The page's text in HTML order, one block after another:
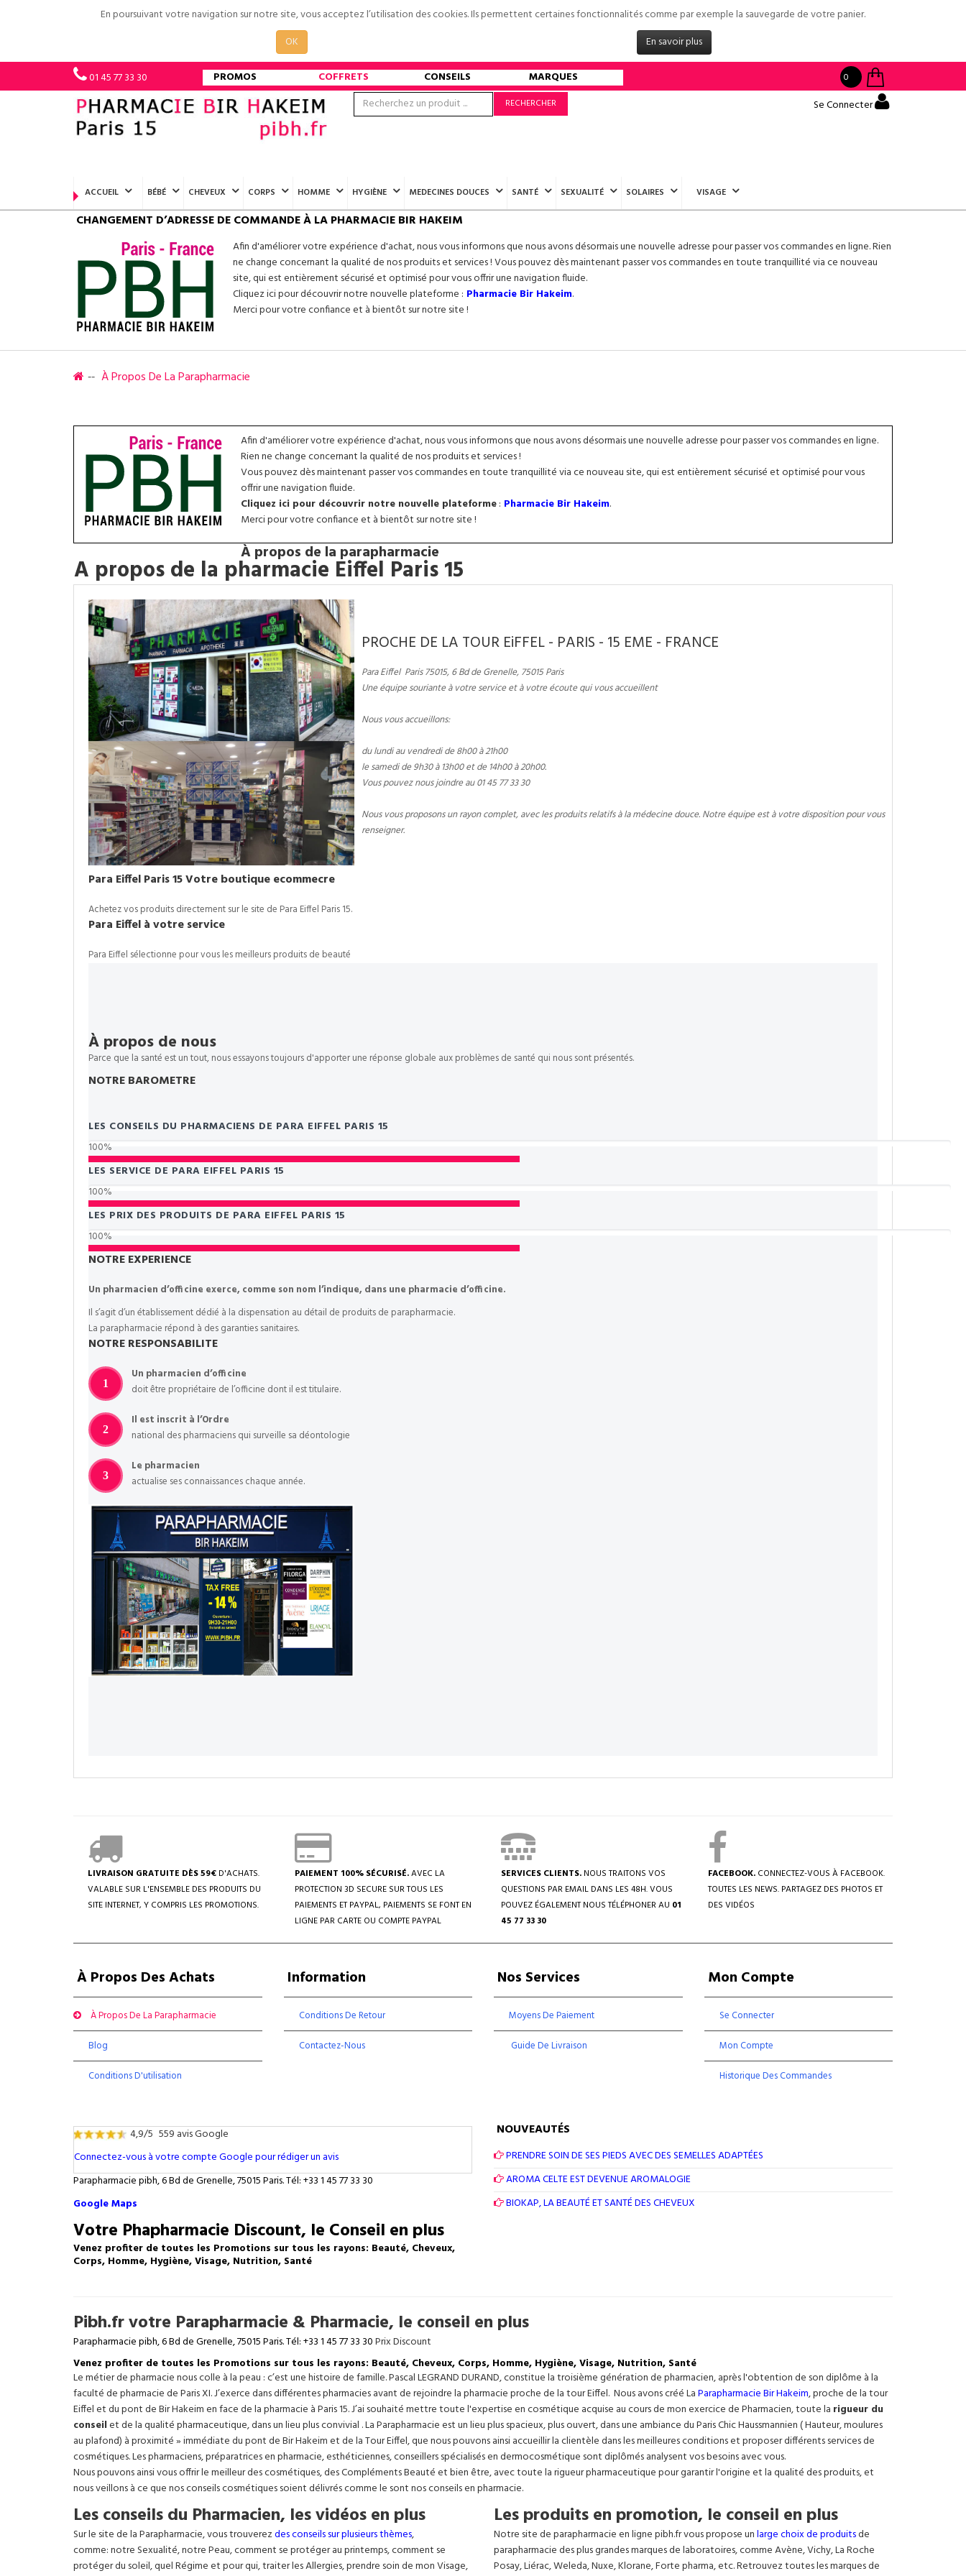
En poursuivant votre navigation sur notre site, vous acceptez l’utilisation des cookies. Ils permettent certaines fonctionnalités comme par exemple la sauvegarde de votre panier.
OK
En savoir plus
01 45 77 33 30 PROMOS COFFRETS CONSEILS MARQUES
0
RECHERCHER
Se Connecter
ACCUEIL BÉBÉ CHEVEUX CORPS HOMME HYGIÈNE MEDECINES DOUCES SANTÉ SEXUALITÉ SOLAIRES VISAGE
CHANGEMENT D’ADRESSE DE COMMANDE À LA PHARMACIE BIR HAKEIM
Afin d'améliorer votre expérience d'achat, nous vous informons que nous avons désormais une nouvelle adresse pour passer vos commandes en ligne. Rien
ne change concernant la qualité de nos produits et services ! Vous pouvez dès maintenant passer vos commandes en toute tranquillité via ce nouveau
site, qui est entièrement sécurisé et optimisé pour vous offrir une navigation fluide.
Cliquez ici pour découvrir notre nouvelle plateforme : Pharmacie Bir Hakeim.
Merci pour votre confiance et à bientôt sur notre site !
À Propos De La Parapharmacie
Afin d'améliorer votre expérience d'achat, nous vous informons que nous avons désormais une nouvelle adresse pour passer vos commandes en ligne.
Rien ne change concernant la qualité de nos produits et services !
Vous pouvez dès maintenant passer vos commandes en toute tranquillité via ce nouveau site, qui est entièrement sécurisé et optimisé pour vous
offrir une navigation fluide.
Cliquez ici pour découvrir notre nouvelle plateforme: Pharmacie Bir Hakeim.
Merci pour votre confiance et à bientôt sur notre site !
À propos de la parapharmacie
A propos de la pharmacie Eiffel Paris 15
PROCHE DE LA TOUR EiFFEL - PARIS - 15 EME - FRANCE
Para Eiffel Paris 75015, 6 Bd de Grenelle, 75015 Paris
Une équipe souriante à votre service et à votre écoute qui vous accueillent
Nous vous accueillons:
du lundi au vendredi de 8h00 à 21h00
le samedi de 9h30 à 13h00 et de 14h00 à 20h00.
Vous pouvez nous joindre au 01 45 77 33 30
Nous vous proposons un rayon complet, avec les produits relatifs à la médecine douce. Notre équipe est à votre disposition pour vous
renseigner.
Para Eiffel Paris 15 Votre boutique ecommecre
Achetez vos produits directement sur le site de Para Eiffel Paris 15.
Para Eiffel à votre service
Para Eiffel sélectionne pour vous les meilleurs produits de beauté
À propos de nous
Parce que la santé est un tout, nous essayons toujours d'apporter une réponse globale aux problèmes de santé qui nous sont présentés.
NOTRE BAROMETRE
LES CONSEILS DU PHARMACIENS DE PARA EIFFEL PARIS 15
100%
LES SERVICE DE PARA EIFFEL PARIS 15
100%
LES PRIX DES PRODUITS DE PARA EIFFEL PARIS 15
100%
NOTRE EXPERIENCE
Un pharmacien d’officine exerce, comme son nom l’indique, dans une pharmacie d’officine.
Il s’agit d’un établissement dédié à la dispensation au détail de produits de parapharmacie.
La parapharmacie répond à des garanties sanitaires.
NOTRE RESPONSABILITE
1
Un pharmacien d’officine
doit être propriétaire de l’officine dont il est titulaire.
2
Il est inscrit à l’Ordre
national des pharmaciens qui surveille sa déontologie
3
Le pharmacien
actualise ses connaissances chaque année.
LIVRAISON GRATUITE DÈS 59€ D'ACHATS.
VALABLE SUR L'ENSEMBLE DES PRODUITS DU
SITE INTERNET, Y COMPRIS LES PROMOTIONS.
PAIEMENT 100% SÉCURISÉ.AVEC LA
PROTECTION 3D SECURE SUR TOUS LES
PAIEMENTS ET PAYPAL, PAIEMENTS SE FONT EN
LIGNE PAR CARTE OU COMPTE PAYPAL
SERVICES CLIENTS. NOUS TRAITONS VOS
QUESTIONS PAR EMAIL DANS LES 48H. VOUS
POUVEZ ÉGALEMENT NOUS TÉLÉPHONER AU 01
45 77 33 30
FACEBOOK.CONNECTEZ-VOUS À FACEBOOK.
TOUTES LES NEWS. PARTAGEZ DES PHOTOS ET
DES VIDÉOS
À Propos Des Achats
À Propos De La Parapharmacie
Blog
Conditions D'utilisation
Information
Conditions De Retour
Contactez-Nous
Nos Services
Moyens De Paiement
Guide De Livraison
Mon Compte
Se Connecter
Mon Compte
Historique Des Commandes
4,9/5 559 avis Google
Connectez-vous à votre compte Google pour rédiger un avis
Parapharmacie pibh, 6 Bd de Grenelle, 75015 Paris. Tél: +33 1 45 77 33 30
Google Maps
Votre Phapharmacie Discount, le Conseil en plus
Venez profiter de toutes les Promotions sur tous les rayons: Beauté, Cheveux,
Corps, Homme, Hygiène, Visage, Nutrition, Santé
NOUVEAUTÉS
PRENDRE SOIN DE SES PIEDS AVEC DES SEMELLES ADAPTÉES
AROMA CELTE EST DEVENUE AROMALOGIE
BIOKAP, LA BEAUTÉ ET SANTÉ DES CHEVEUX
Pibh.fr votre Parapharmacie & Pharmacie, le conseil en plus
Parapharmacie pibh, 6 Bd de Grenelle, 75015 Paris. Tél: +33 1 45 77 33 30Prix Discount
Venez profiter de toutes les Promotions sur tous les rayons: Beauté, Cheveux, Corps, Homme, Hygiène, Visage, Nutrition, Santé
Le métier de pharmacie nous colle à la peau : c’est une histoire de famille. Pascal LEGRAND DURAND, constitue la troisième génération de pharmacien, après l'obtention de son diplôme à la
faculté de pharmacie de Paris XI. J’exerce dans différentes pharmacies avant de rejoindre la pharmacie proche de la tour Eiffel. Nous avons créé LaParapharmacie Bir Hakeim, proche de la tour
Eiffelet du pont de Bir Hakeim en face de la pharmacie à Paris 15. J’ai souhaité mettre toute l'expertise en cosmétique acquise au cours de mon exercice de Pharmacien, toute la rigueur du
conseilet de la qualité pharmaceutique, dans un lieu plus convivial . La Parapharmacie est un lieu plus spacieux, plus ouvert, dans une ambiance du Paris Chic Haussmannien ( Hauteur, moulures
au plafond) à proximité » immédiate du pont de Bir Hakeim et de la Tour Eiffel, que nous pouvons ainsi accueillir la clientèle dans les meilleures conditions et proposer différents services de
cosmétiques. Les pharmaciens, préparatrices en pharmacie, esthéticiennes, conseillers spécialisés en dermocosmétique sont diplômés analysent vos besoins avec vous.
Nous pouvons ainsi vous offrir le meilleur des cosmétiques, des Compléments Beauté et bien être, avec toute la rigueur pharmaceutique pour garantir l'origine et la qualité des produits, et
nous veillons à ce que nos conseils cosmétiques soient délivrés comme le sont nos conseils en pharmacie.
Les conseils du Pharmacien, les vidéos en plus
Sur le site de la Parapharmacie, vous trouverezdes conseils sur plusieurs thèmes,
comme: notre Sexualité, notre Peau, comment se protéger au printemps, comment se
protéger du soleil, quel Régime et pour qui, traiter les Allergies, prendre soin de mon Visage,
Les produits en promotion, le conseil en plus
Notre site de parapharmacie en ligne pibh.fr vous propose unlarge choix de produitsde
parapharmacie des plus grandes marques de laboratoires, comme Avène, Vichy, La Roche
Posay, Liérac, Weleda, Nuxe, Klorane, Forte pharma, etc. Retrouvez toutes les marques de